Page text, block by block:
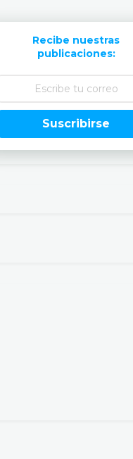
Recibe nuestras
publicaciones:
Suscribirse